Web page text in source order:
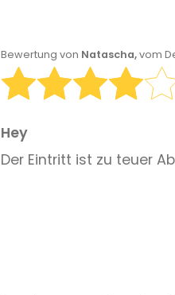
Bewertung von Natascha,vom
Hey
Der Eintritt ist zu teuer